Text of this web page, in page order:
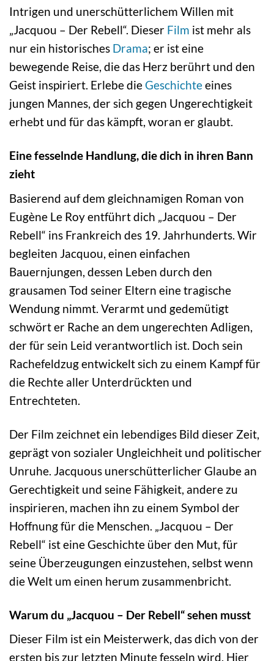
Intrigen und unerschütterlichem Willen mit
„Jacquou – Der Rebell“. Dieser Film ist mehr als
nur ein historisches Drama; er ist eine
bewegende Reise, die das Herz berührt und den
Geist inspiriert. Erlebe dieGeschichteeines
jungen Mannes, der sich gegen Ungerechtigkeit
erhebt und für das kämpft, woran er glaubt.
Eine fesselnde Handlung, die dich in ihren Bann
zieht
Basierend auf dem gleichnamigen Roman von
Eugène Le Roy entführt dich „Jacquou – Der
Rebell“ ins Frankreich des 19. Jahrhunderts. Wir
begleiten Jacquou, einen einfachen
Bauernjungen, dessen Leben durch den
grausamen Tod seiner Eltern eine tragische
Wendung nimmt. Verarmt und gedemütigt
schwört er Rache an dem ungerechten Adligen,
der für sein Leid verantwortlich ist. Doch sein
Rachefeldzug entwickelt sich zu einem Kampf für
die Rechte aller Unterdrückten und
Entrechteten.
Der Film zeichnet ein lebendiges Bild dieser Zeit,
geprägt von sozialer Ungleichheit und politischer
Unruhe. Jacquous unerschütterlicher Glaube an
Gerechtigkeit und seine Fähigkeit, andere zu
inspirieren, machen ihn zu einem Symbol der
Hoffnung für die Menschen. „Jacquou – Der
Rebell“ ist eine Geschichte über den Mut, für
seine Überzeugungen einzustehen, selbst wenn
die Welt um einen herum zusammenbricht.
Warum du „Jacquou – Der Rebell“ sehen musst
Dieser Film ist ein Meisterwerk, das dich von der
ersten bis zur letzten Minute fesseln wird. Hier